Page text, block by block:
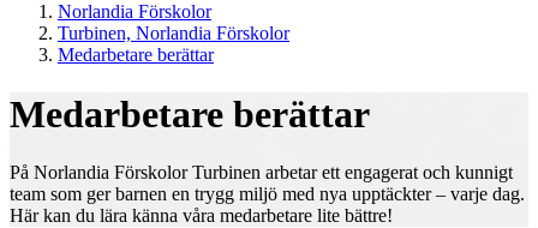
Norlandia Förskolor
Turbinen, Norlandia Förskolor
Medarbetare berättar
Medarbetare berättar
På Norlandia Förskolor Turbinen arbetar ett engagerat och kunnigt
team som ger barnen en trygg miljö med nya upptäckter – varje dag.
Här kan du lära känna våra medarbetare lite bättre!